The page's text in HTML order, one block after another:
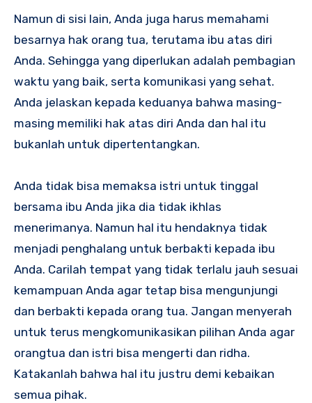
Namun di sisi lain, Anda juga harus memahami
besarnya hak orang tua, terutama ibu atas diri
Anda. Sehingga yang diperlukan adalah pembagian
waktu yang baik, serta komunikasi yang sehat.
Anda jelaskan kepada keduanya bahwa masing-
masing memiliki hak atas diri Anda dan hal itu
bukanlah untuk dipertentangkan.
Anda tidak bisa memaksa istri untuk tinggal
bersama ibu Anda jika dia tidak ikhlas
menerimanya. Namun hal itu hendaknya tidak
menjadi penghalang untuk berbakti kepada ibu
Anda. Carilah tempat yang tidak terlalu jauh sesuai
kemampuan Anda agar tetap bisa mengunjungi
dan berbakti kepada orang tua. Jangan menyerah
untuk terus mengkomunikasikan pilihan Anda agar
orangtua dan istri bisa mengerti dan ridha.
Katakanlah bahwa hal itu justru demi kebaikan
semua pihak.